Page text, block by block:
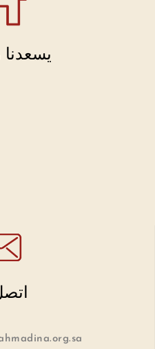
يسعدنا